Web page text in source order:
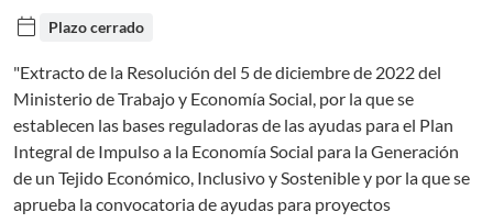
calendar_today Plazo cerrado
"Extracto de la Resolución del 5 de diciembre de 2022 del
Ministerio de Trabajo y Economía Social, por la que se
establecen las bases reguladoras de las ayudas para el Plan
Integral de Impulso a la Economía Social para la Generación
de un Tejido Económico, Inclusivo y Sostenible y por la que se
aprueba la convocatoria de ayudas para proyectos